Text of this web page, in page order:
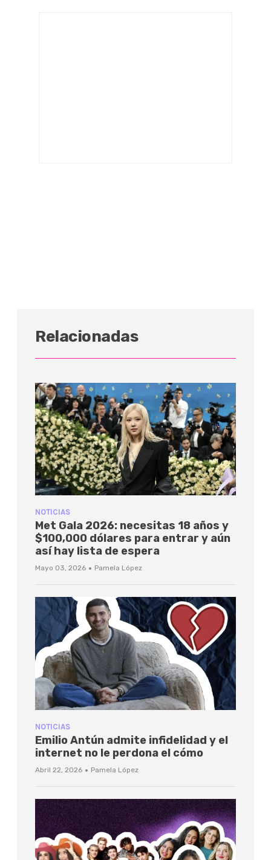
Relacionadas
NOTICIAS
Met Gala 2026: necesitas 18 años y
$100,000 dólares para entrar y aún
así hay lista de espera
Mayo 03, 2026 · Pamela López
NOTICIAS
Emilio Antún admite infidelidad y el
internet no le perdona el cómo
Abril 22, 2026 · Pamela López